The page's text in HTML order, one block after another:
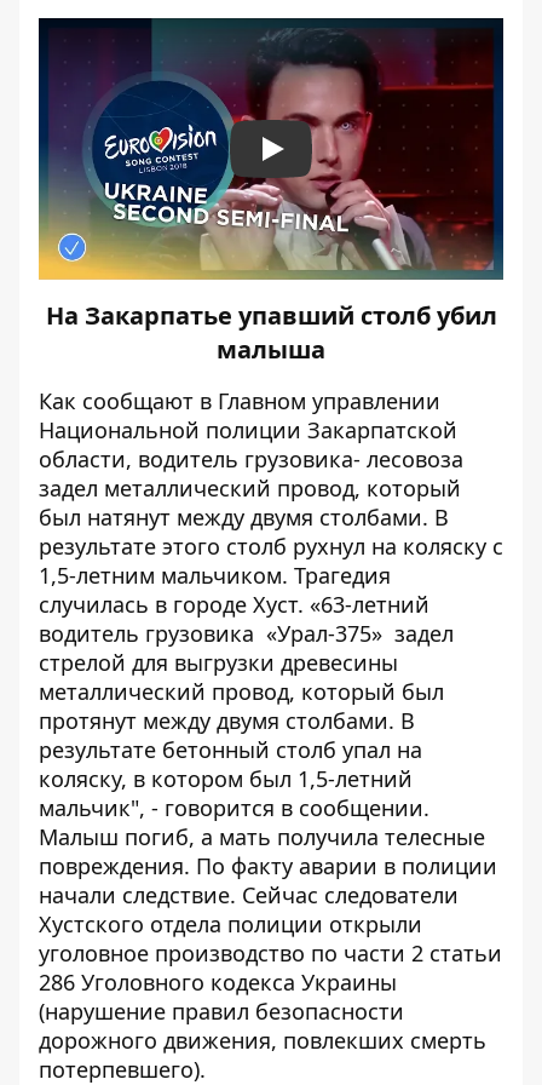
Play
На Закарпатье упавший столб убил
малыша
Как сообщают в Главном управлении
Национальной полиции Закарпатской
области, водитель грузовика- лесовоза
задел металлический провод, который
был натянут между двумя столбами. В
результате этого столб рухнул на коляску с
1,5-летним мальчиком. Трагедия
случилась в городе Хуст. «63-летний
водитель грузовика «Урал-375» задел
стрелой для выгрузки древесины
металлический провод, который был
протянут между двумя столбами. В
результате бетонный столб упал на
коляску, в котором был 1,5-летний
мальчик", - говорится в сообщении.
Малыш погиб, а мать получила телесные
повреждения. По факту аварии в полиции
начали следствие. Сейчас следователи
Хустского отдела полиции открыли
уголовное производство по части 2 статьи
286 Уголовного кодекса Украины
(нарушение правил безопасности
дорожного движения, повлекших смерть
потерпевшего).